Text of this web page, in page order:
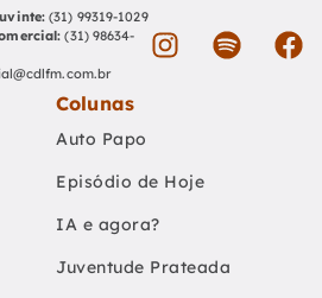
(31) 99319-1029
(31) 98634-
Colunas
Auto Papo
Episódio de Hoje
IA e agora?
Juventude Prateada